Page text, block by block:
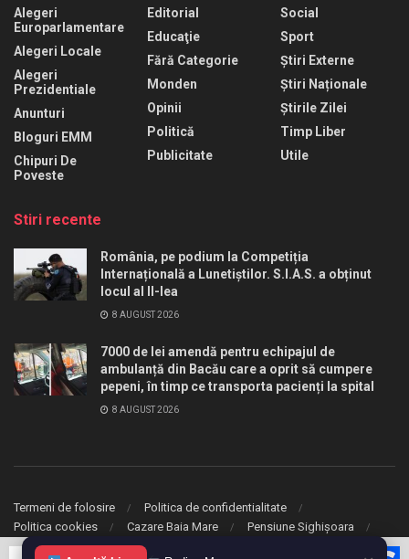
Alegeri
Europarlamentare
Alegeri Locale
Alegeri
Prezidentiale
Anunturi
Bloguri EMM
Chipuri De
Poveste
Editorial
Educaţie
Fără Categorie
Monden
Opinii
Politică
Publicitate
Social
Sport
Știri Externe
Știri Naționale
Știrile Zilei
Timp Liber
Utile
Stiri recente
România, pe podium la Competiția
Internațională a Lunetiștilor. S.I.A.S. a obținut
locul al II-lea
8 AUGUST 2026
7000 de lei amendă pentru echipajul de
ambulanță din Bacău care a oprit să cumpere
pepeni, în timp ce transporta pacienți la spital
8 AUGUST 2026
Termeni de folosire
Politica de confidentialitate
Politica cookies
Cazare Baia Mare Pensiune Sighișoara